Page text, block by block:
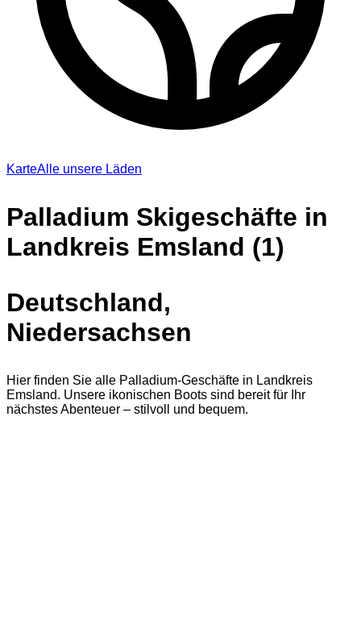
KarteAlle unsere Läden
Palladium Skigeschäfte in
Landkreis Emsland (1)
Deutschland,
Niedersachsen
Hier finden Sie alle Palladium-Geschäfte in Landkreis
Emsland. Unsere ikonischen Boots sind bereit für Ihr
nächstes Abenteuer – stilvoll und bequem.